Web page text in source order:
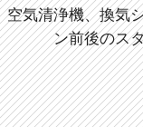
空気清浄機、換気
ン前後のス